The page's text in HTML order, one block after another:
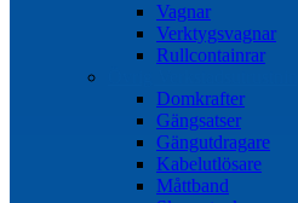
Vagnar
Verktygsvagnar
Rullcontainrar
Domkrafter
Gängsatser
Gängutdragare
Kabelutlösare
Måttband